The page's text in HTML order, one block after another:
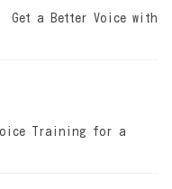
Get a Better Voice with
Training for a